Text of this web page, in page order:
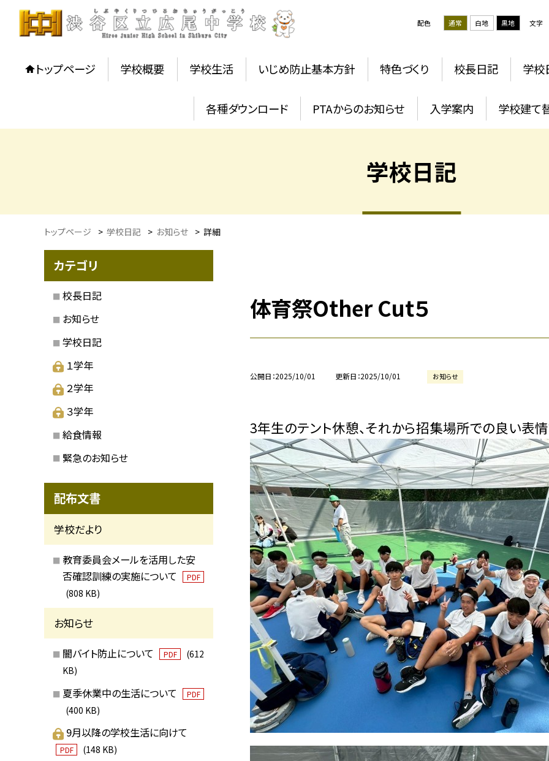
配色 通常 白地 黒地 文字
トップページ 学校概要 学校生活 いじめ防止基本方針 特色づくり 校長日記 学校
各種ダウンロード PTAからのお知らせ 入学案内 学校建て
学校日記
トップページ > 学校日記 > お知らせ > 詳細
体育祭Other Cut５
公開日 2025/10/01 更新日 2025/10/01 お知らせ
3年生のテント休憩、それから招集場所での良い表情
カテゴリ
校長日記
お知らせ
学校日記
１学年
２学年
３学年
給食情報
緊急のお知らせ
配布文書
学校だより
教育委員会メールを活用した安
否確認訓練の実施について
PDF
(808 KB)
お知らせ
闇バイト防止について PDF
(612
KB)
夏季休業中の生活について PDF
(400 KB)
9月以降の学校生活に向けて
PDF (148 KB)